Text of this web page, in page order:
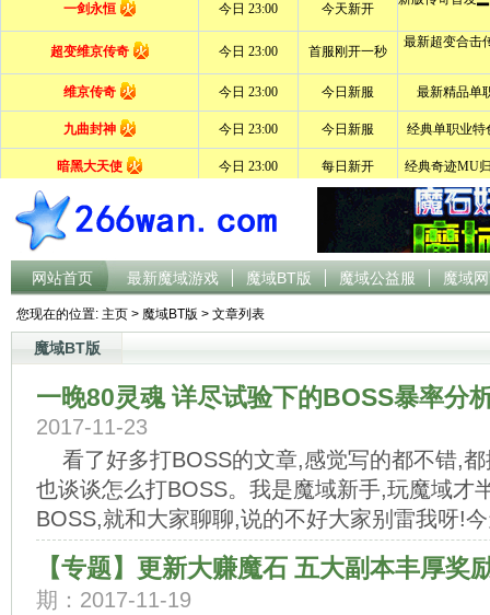
网站首页 最新魔域游戏 魔域BT版 魔域公益服 魔域
您现在的位置: 主页 > 魔域BT版 > 文章列表
魔域BT版
一晚80灵魂 详尽试验下的BOSS暴率分
2017-11-23
看了好多打BOSS的文章,感觉写的都不错,
也谈谈怎么打BOSS。我是魔域新手,玩魔域才
BOSS,就和大家聊聊,说的不好大家别雷我呀!
【专题】更新大赚魔石 五大副本丰厚奖
期：2017-11-19